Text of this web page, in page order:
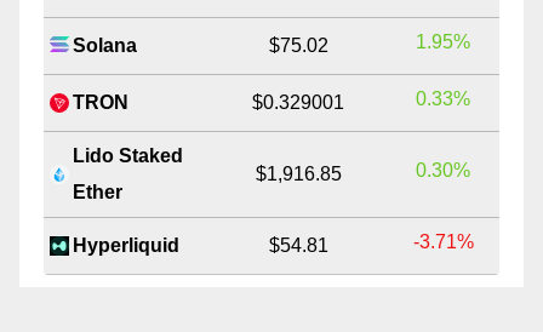
Solana $75.02 1.95%
TRON $0.329001 0.33%
Lido Staked
Ether
$1,916.85 0.30%
Hyperliquid $54.81 -3.71%